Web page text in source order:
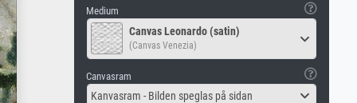
Medium
Canvas Leonardo (satin)
(Canvas Venezia)
Canvasram
Kanvasram - Bilden speglas på sidan